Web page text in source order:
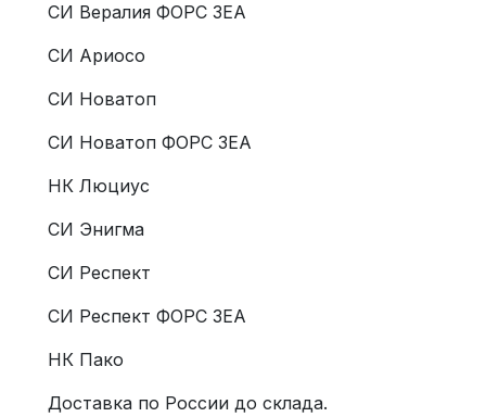
СИ Вералия ФОРС ЗЕА
СИ Ариосо
СИ Новатоп
СИ Новатоп ФОРС ЗЕА
НК Люциус
СИ Энигма
СИ Респект
СИ Респект ФОРС ЗЕА
НК Пако
Доставка по России до склада.